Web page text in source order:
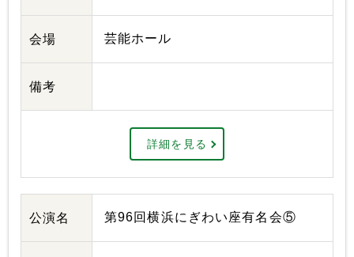
会場 芸能ホール
備考
詳細を見る
公演名 第96回横浜にぎわい座有名会⑤